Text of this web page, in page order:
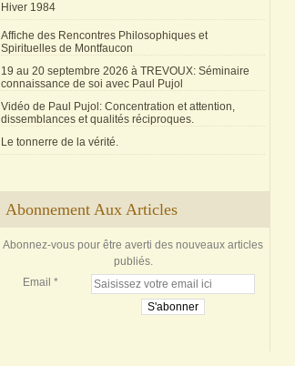
Hiver 1984
Affiche des Rencontres Philosophiques et
Spirituelles de Montfaucon
19 au 20 septembre 2026 à TREVOUX: Séminaire
connaissance de soi avec Paul Pujol
Vidéo de Paul Pujol: Concentration et attention,
dissemblances et qualités réciproques.
Le tonnerre de la vérité.
Abonnement Aux Articles
Abonnez-vous pour être averti des nouveaux articles
publiés.
Email